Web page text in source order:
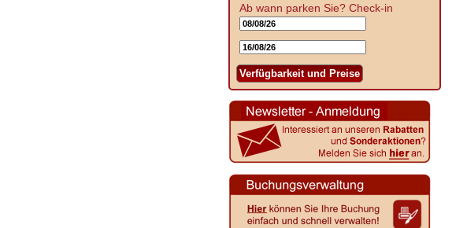
Ab wann parken Sie? Check-in
Verfügbarkeit und Preise